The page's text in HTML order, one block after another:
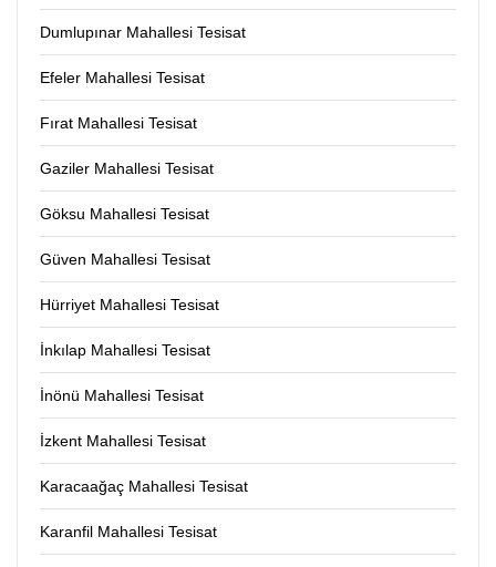
Dumlupınar Mahallesi Tesisat
Efeler Mahallesi Tesisat
Fırat Mahallesi Tesisat
Gaziler Mahallesi Tesisat
Göksu Mahallesi Tesisat
Güven Mahallesi Tesisat
Hürriyet Mahallesi Tesisat
İnkılap Mahallesi Tesisat
İnönü Mahallesi Tesisat
İzkent Mahallesi Tesisat
Karacaağaç Mahallesi Tesisat
Karanfil Mahallesi Tesisat